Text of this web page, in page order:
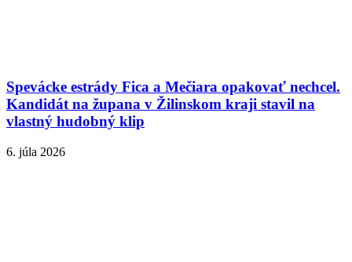
Spevácke estrády Fica a Mečiara opakovať nechcel.
Kandidát na župana v Žilinskom kraji stavil na
vlastný hudobný klip
6. júla 2026